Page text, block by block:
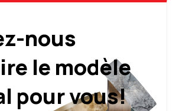
nous
le modèle
pour vous!